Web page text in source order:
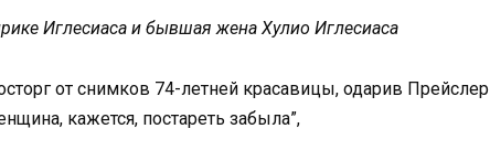
Иглесиаса и бывшая жена Хулио Иглесиаса
от снимков 74-летней красавицы, одарив Прейслер
кажется, постареть забыла”,